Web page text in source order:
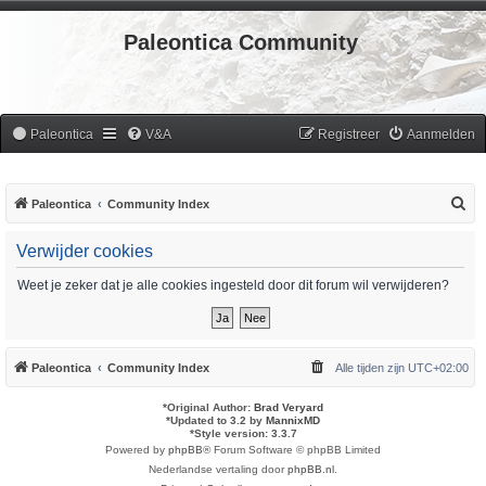
Paleontica Community
Paleontica V&A Aanmelden
Registreer
Paleontica Community Index
Verwijder cookies
Weet je zeker dat je alle cookies ingesteld door dit forum wil verwijderen?
Paleontica Community Index Alle tijden zijn UTC+02:00
*Original Author: Brad Veryard
*Updated to 3.2 by MannixMD
*Style version: 3.3.7
Powered by phpBB® Forum Software © phpBB Limited
Nederlandse vertaling doorphpBB.nl